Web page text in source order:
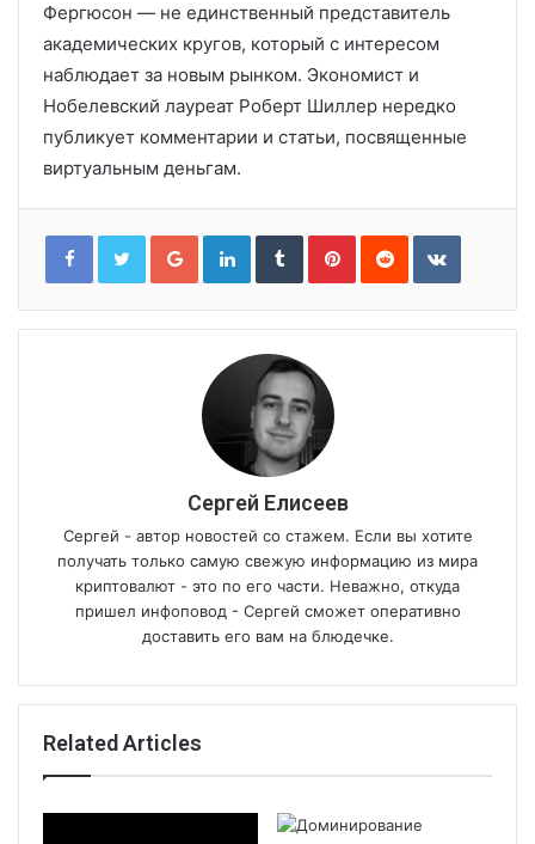
Фергюсон — не единственный представитель
академических кругов, который с интересом
наблюдает за новым рынком. Экономист и
Нобелевский лауреат Роберт Шиллер нередко
публикует комментарии и статьи, посвященные
виртуальным деньгам.
Google+LinkedInTumblrPinterestReddit VKontakte
Сергей Елисеев
Сергей - автор новостей со стажем. Если вы хотите
получать только самую свежую информацию из мира
криптовалют - это по его части. Неважно, откуда
пришел инфоповод - Сергей сможет оперативно
доставить его вам на блюдечке.
Related Articles